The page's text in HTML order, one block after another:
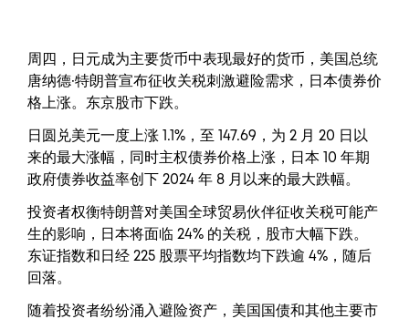
周四，日元成为主要货币中表现最好的货币，美国总统
唐纳德·特朗普宣布征收关税刺激避险需求，日本债券价
格上涨。东京股市下跌。
日圆兑美元一度上涨 1.1%，至 147.69，为 2 月 20 日以
来的最大涨幅，同时主权债券价格上涨，日本 10 年期
政府债券收益率创下 2024 年 8 月以来的最大跌幅。
投资者权衡特朗普对美国全球贸易伙伴征收关税可能产
生的影响，日本将面临 24% 的关税，股市大幅下跌。
东证指数和日经 225 股票平均指数均下跌逾 4%，随后
回落。
随着投资者纷纷涌入避险资产，美国国债和其他主要市